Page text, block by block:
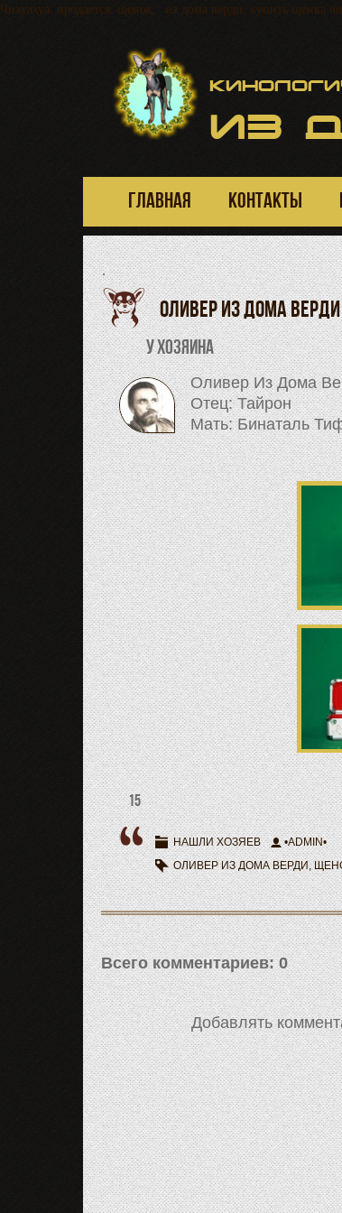
Чихуахуа, продается, щенок, из дома верди, купить щенка
ИЗ
ГЛАВНАЯ КОНТАКТЫ
·
Оливер Из Дома Верди
У хозяина
Оливер Из Дома
Отец: Тайрон
Мать: Бинаталь
15
НАШЛИ ХОЗЯЕВ
•ADMIN•
ОЛИВЕР ИЗ ДОМА ВЕРДИ,
Всего комментариев:0
Добавлять